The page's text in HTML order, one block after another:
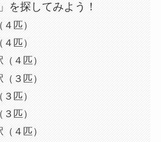
を探してみよう！
匹）
匹）
４匹）
３匹）
匹）
匹）
４匹）